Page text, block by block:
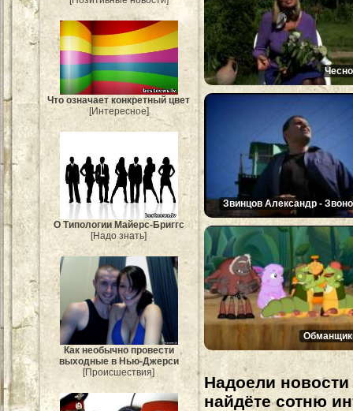
Что означает конкретный цвет
[Интересное]
О Типологии Майерс-Бриггс
[Надо знать]
Как необычно провести
выходные в Нью-Джерси
[Происшествия]
Звинцов Александр -
Надоели
найдёте сотню